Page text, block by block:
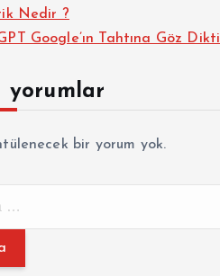
Nedir ?
Google’ın Tahtına Göz Dikti
yorumlar
bir yorum yok.